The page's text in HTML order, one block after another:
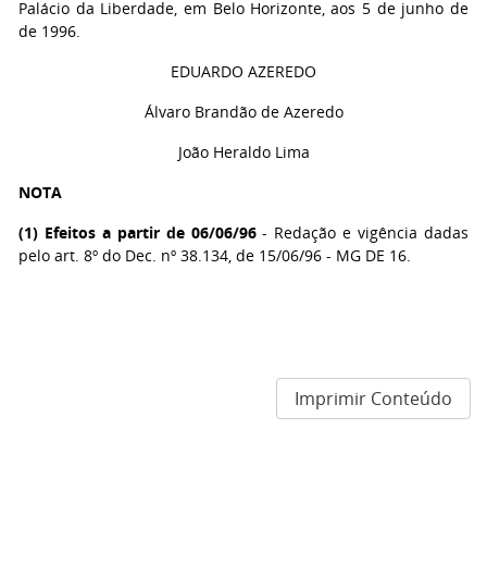
Palácio da Liberdade, em Belo Horizonte, aos 5 de junho de
de 1996.
EDUARDO AZEREDO
Álvaro Brandão de Azeredo
João Heraldo Lima
NOTA
(1) Efeitos a partir de 06/06/96- Redação e vigência dadas
pelo art. 8º do Dec. nº 38.134, de 15/06/96 - MG DE 16.
Imprimir Conteúdo